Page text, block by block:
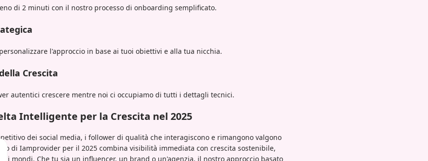
di 2 minuti con il nostro processo di onboarding semplificato.
l'approccio in base ai tuoi obiettivi e alla tua nicchia.
Crescita
autentici crescere mentre noi ci occupiamo di tutti i dettagli tecnici.
Intelligente per la Crescita nel 2025
dei social media, i follower di qualità che interagiscono e rimangono valgono
di Iamprovider per il 2025 combina visibilità immediata con crescita sostenibile,
i mondi. Che tu sia un influencer, un brand o un'agenzia, il nostro approccio basato